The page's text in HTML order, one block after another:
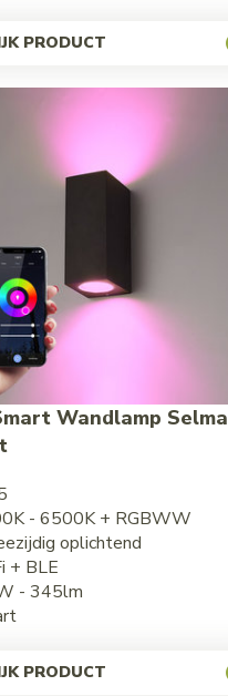
PRODUCT
Wandlamp Selma
- 6500K + RGBWW
oplichtend
+ BLE
- 345lm
PRODUCT